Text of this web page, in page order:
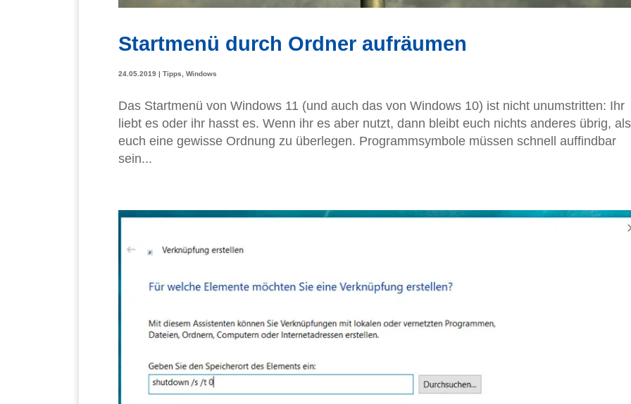
Startmenü durch Ordner aufräumen
24.05.2019 | Tipps, Windows
Das Startmenü von Windows 11 (und auch das von Windows 10) ist nicht unumstritten: Ihr
liebt es oder ihr hasst es. Wenn ihr es aber nutzt, dann bleibt euch nichts anderes übrig, als
euch eine gewisse Ordnung zu überlegen. Programmsymbole müssen schnell auffindbar
sein...